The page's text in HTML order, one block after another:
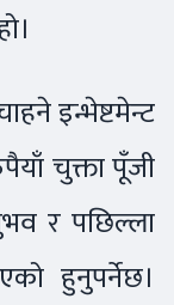
इन्भेष्टमेन्ट
चुक्ता पूँजी
र पछिल्ला
हुनुपर्नेछ।